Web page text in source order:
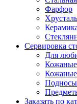
Фарфор
Хрусталь
Сервировка
Для
Кожаные
Подносы
Заказать по